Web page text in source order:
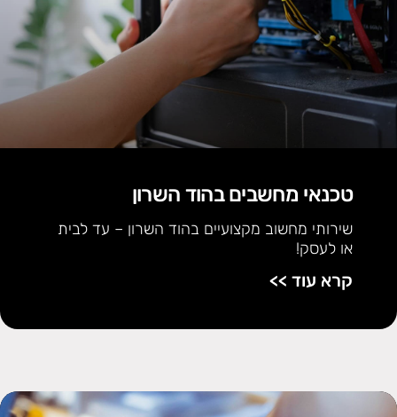
טכנאי מחשבים בהוד השרון
שירותי מחשוב מקצועיים בהוד השרון – עד לבית
או לעסק!
קרא עוד >>